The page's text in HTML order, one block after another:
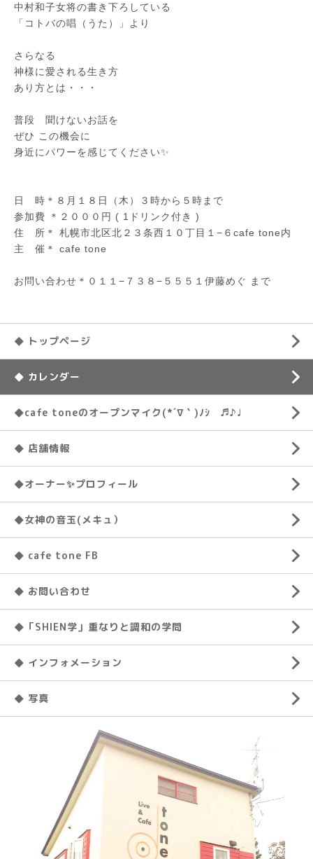
中村和子女将の書き下ろしている
「コトバの唱（うた）」より
さらなる
神様に愛される生き方
あり方とは・・・
普段 聞けないお話を
ぜひ この機会に
身近にパワーを感じてください✨
日 時＊８月１８日（木）３時から５時まで
参加費 ＊２０００円 ( 1ドリンク付き )
住 所＊ 札幌市北区北２３条西１０丁目１−６cafe tone内
主 催＊ cafe tone
お問い合わせ＊０１１−７３８−５５５１伊藤めぐ まで
◆ トップページ
◆ カレンダー
◆cafe toneのオープンマイク(*´∇｀)ﾉｼ ♬♪♩
◆ 店舗情報
◆オーナー✨プロフィール
◆女神の音玉(メキュ）
◆ cafe tone FB
◆ お問い合わせ
◆「SHIEN学」重なりと調和の学問
◆ インフォメーション
◆ 写真